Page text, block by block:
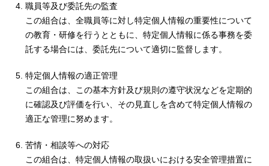
職員等及び委託先の監査
この組合は、全職員等に対し特定個人情報の重要性について
の教育・研修を行うとともに、特定個人情報に係る事務を委
託する場合には、委託先について適切に監督します。
特定個人情報の適正管理
この組合は、この基本方針及び規則の遵守状況などを定期的
に確認及び評価を行い、その見直しを含めて特定個人情報の
適正な管理に努めます。
苦情・相談等への対応
この組合は、特定個人情報の取扱いにおける安全管理措置に